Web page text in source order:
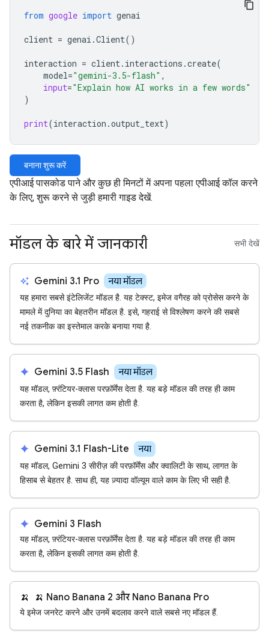
from google import genai
client = genai .Client()
interaction = client. interactions .create(
model="gemini-3.5-flash" ,
input="Explain how AI works in a few words"
)
print(interaction .output_text)
बनाना शुरू करें
एपीआई पासकोड पाने और कुछ ही मिनटों में अपना पहला एपीआई कॉल करने
के लिए, शुरू करने से जुड़ी हमारी गाइड देखें.
मॉडल के बारे में जानकारी सभी देखें
auto_awesome Gemini 3.1 Pro नया मॉडल
यह हमारा सबसे इंटेलिजेंट मॉडल है. यह टेक्स्ट, इमेज वगैरह को प्रोसेस करने के
मामले में दुनिया का बेहतरीन मॉडल है. इसे, गहराई से विश्लेषण करने की सबसे
नई तकनीक का इस्तेमाल करके बनाया गया है.
spark Gemini 3.5 Flash नया मॉडल
यह मॉडल, फ़्रंटियर-क्लास परफ़ॉर्मेंस देता है. यह बड़े मॉडल की तरह ही काम
करता है, लेकिन इसकी लागत कम होती है.
spark Gemini 3.1 Flash-Lite नया
यह मॉडल, Gemini 3 सीरीज़ की परफ़ॉर्मेंस और क्वालिटी के साथ, लागत के
हिसाब से बेहतर है. साथ ही, यह ज़्यादा वॉल्यूम वाले काम के लिए भी सही है.
spark Gemini 3 Flash
यह मॉडल, फ़्रंटियर-क्लास परफ़ॉर्मेंस देता है. यह बड़े मॉडल की तरह ही काम
करता है, लेकिन इसकी लागत कम होती है.
🍌 🍌 Nano Banana 2 और Nano Banana Pro
ये इमेज जनरेट करने और उनमें बदलाव करने वाले सबसे नए मॉडल हैं.